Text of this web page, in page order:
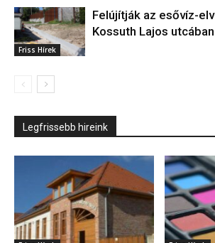
Friss Hírek
Felújítják az esővíz-
Kossuth Lajos utcában
Legfrissebb hireink